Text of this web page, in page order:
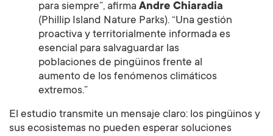
para siempre”, afirma Andre Chiaradia
(Phillip Island Nature Parks). “Una gestión
proactiva y territorialmente informada es
esencial para salvaguardar las
poblaciones de pingüinos frente al
aumento de los fenómenos climáticos
extremos.”
El estudio transmite un mensaje claro: los pingüinos y
sus ecosistemas no pueden esperar soluciones